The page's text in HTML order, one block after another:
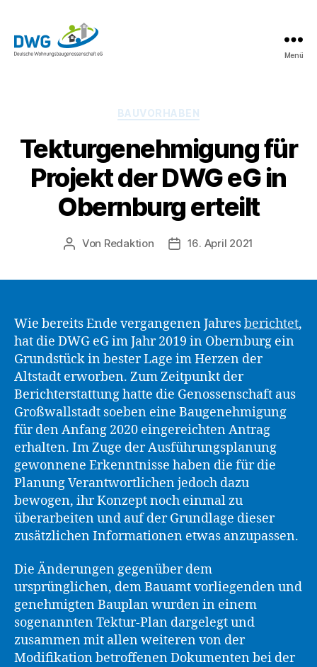
Menü
Kategorien
BAUVORHABEN
Tekturgenehmigung für
Projekt der DWG eG in
Obernburg erteilt
Beitragsautor
Von Redaktion Beitragsdatum
16. April 2021
Wie bereits Ende vergangenen Jahresberichtet,
hat die DWG eG im Jahr 2019 in Obernburg ein
Grundstück in bester Lage im Herzen der
Altstadt erworben. Zum Zeitpunkt der
Berichterstattung hatte die Genossenschaft aus
Großwallstadt soeben eine Baugenehmigung
für den Anfang 2020 eingereichten Antrag
erhalten. Im Zuge der Ausführungsplanung
gewonnene Erkenntnisse haben die für die
Planung Verantwortlichen jedoch dazu
bewogen, ihr Konzept noch einmal zu
überarbeiten und auf der Grundlage dieser
zusätzlichen Informationen etwas anzupassen.
Die Änderungen gegenüber dem
ursprünglichen, dem Bauamt vorliegenden und
genehmigten Bauplan wurden in einem
sogenannten Tektur-Plan dargelegt und
zusammen mit allen weiteren von der
Modifikation betroffenen Dokumenten bei der